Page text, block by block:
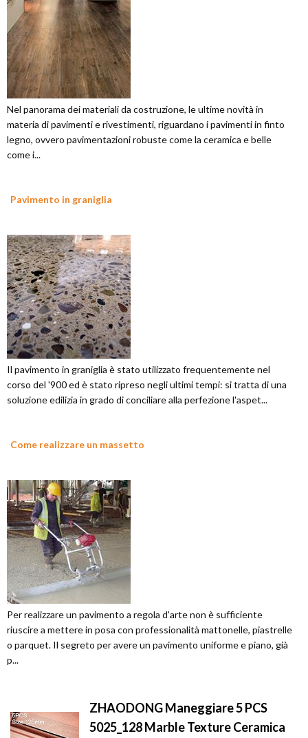
Nel panorama dei materiali da costruzione, le ultime novità in
materia di pavimenti e rivestimenti, riguardano i pavimenti in finto
legno, ovvero pavimentazioni robuste come la ceramica e belle
come i...
Pavimento in graniglia
Il pavimento in graniglia è stato utilizzato frequentemente nel
corso del '900 ed è stato ripreso negli ultimi tempi: si tratta di una
soluzione edilizia in grado di conciliare alla perfezione l'aspet...
Come realizzare un massetto
Per realizzare un pavimento a regola d'arte non è sufficiente
riuscire a mettere in posa con professionalità mattonelle, piastrelle
o parquet. Il segreto per avere un pavimento uniforme e piano, già
p...
ZHAODONG Maneggiare 5 PCS
5025_128 Marble Texture Ceramica